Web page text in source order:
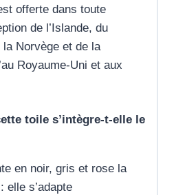
offerte dans toute
de l’Islande, du
Norvège et de la
Royaume-Uni et aux
toile s’intègre-t-elle le
en noir, gris et rose la
elle s’adapte